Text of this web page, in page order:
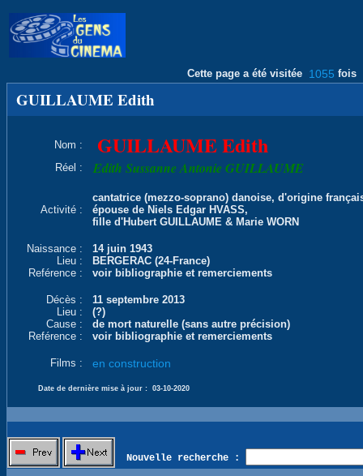
Cette page a été visitée 1055 fois
GUILLAUME Edith
Nom : GUILLAUME Edith
Réel : Edith Sussanne Antonie GUILLAUME
Activité :
cantatrice (mezzo-soprano) danoise, d'origine
épouse de Niels Edgar HVASS,
fille d'Hubert GUILLAUME & Marie WORN
Naissance :
14 juin 1943
Lieu :
BERGERAC (24-France)
Reférence :
voir bibliographie et remerciements
Décès :
11 septembre 2013
Lieu :
(?)
Cause :
de mort naturelle (sans autre précision)
Reférence :
voir bibliographie et remerciements
Films : en construction
Date de dernière mise à jour : 03-10-2020
Nouvelle recherche :